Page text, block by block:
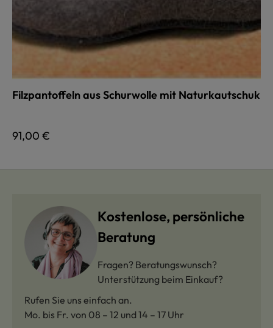
Filzpantoffeln aus Schurwolle mit Naturkautschuk
Regulärer Preis:
91,00 €
Kostenlose, persönliche
Beratung
Fragen? Beratungswunsch?
Unterstützung beim Einkauf?
Rufen Sie uns einfach an.
Mo. bis Fr. von 08 – 12 und 14 – 17 Uhr